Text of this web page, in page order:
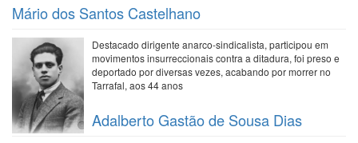
Mário dos Santos Castelhano
Destacado dirigente anarco-sindicalista, participou em
movimentos insurreccionais contra a ditadura, foi preso e
deportado por diversas vezes, acabando por morrer no
Tarrafal, aos 44 anos
Adalberto Gastão de Sousa Dias